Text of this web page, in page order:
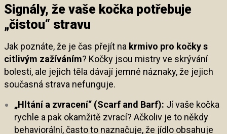
Signály, že vaše kočka potřebuje
„čistou“ stravu
Jak poznáte, že je čas přejít na krmivo pro kočky s
citlivým zažíváním? Kočky jsou mistry ve skrývání
bolesti, ale jejich těla dávají jemné náznaky, že jejich
současná strava nefunguje.
„Hltání a zvracení“ (Scarf and Barf): Jí vaše kočka
rychle a pak okamžitě zvrací? Ačkoliv je to někdy
behaviorální, často to naznačuje, že jídlo obsahuje